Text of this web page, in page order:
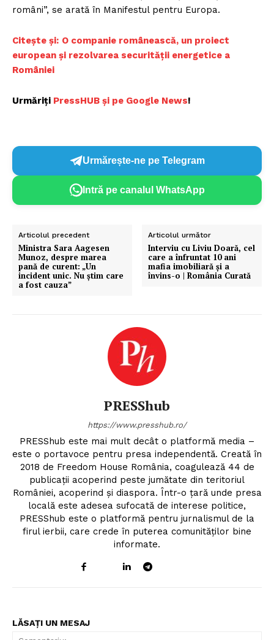
români”, se arată în Manifestul pentru Europa.
Citește și: O companie românească, un proiect
european și rezolvarea securității energetice a
României
Urmăriți PressHUB și pe Google News!
Urmărește-ne pe Telegram
Intră pe canalul WhatsApp
Articolul precedent
Ministra Sara Aagesen
Munoz, despre marea
pană de curent: „Un
incident unic. Nu știm care
a fost cauza”
Articolul următor
Interviu cu Liviu Doară, cel
care a înfruntat 10 ani
mafia imobiliară și a
învins-o | România Curată
PRESShub
https://www.presshub.ro/
PRESShub este mai mult decât o platformă media –
este o portavoce pentru presa independentă. Creată în
2018 de Freedom House România, coagulează 44 de
publicații acoperind peste jumătate din teritoriul
României, acoperind și diaspora. Într-o țară unde presa
locală este adesea sufocată de interese politice,
PRESShub este o platformă pentru jurnalismul de la
firul ierbii, care crede în puterea comunităților bine
informate.
LĂSAȚI UN MESAJ